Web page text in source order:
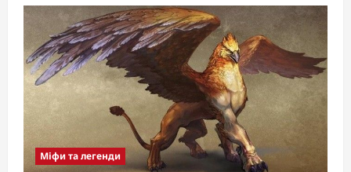
Купідон:
це
бог
кохання
з
міфів
та
його
вічний
вплив
Міфи та легенди